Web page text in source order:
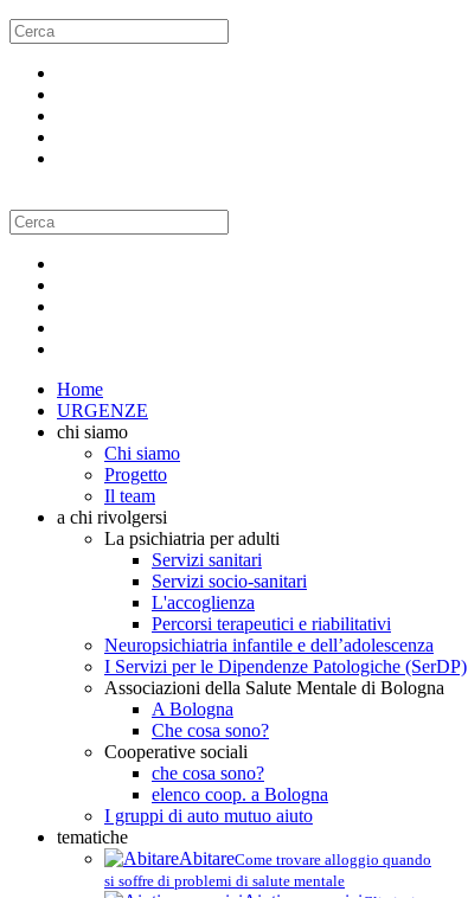
Home
URGENZE
chi siamo
Chi siamo
Progetto
Il team
a chi rivolgersi
La psichiatria per adulti
Servizi sanitari
Servizi socio-sanitari
L'accoglienza
Percorsi terapeutici e riabilitativi
Neuropsichiatria infantile e dell’adolescenza
I Servizi per le Dipendenze Patologiche (SerDP)
Associazioni della Salute Mentale di Bologna
A Bologna
Che cosa sono?
Cooperative sociali
che cosa sono?
elenco coop. a Bologna
I gruppi di auto mutuo aiuto
tematiche
AbitareCome trovare alloggio quando
si soffre di problemi di salute mentale